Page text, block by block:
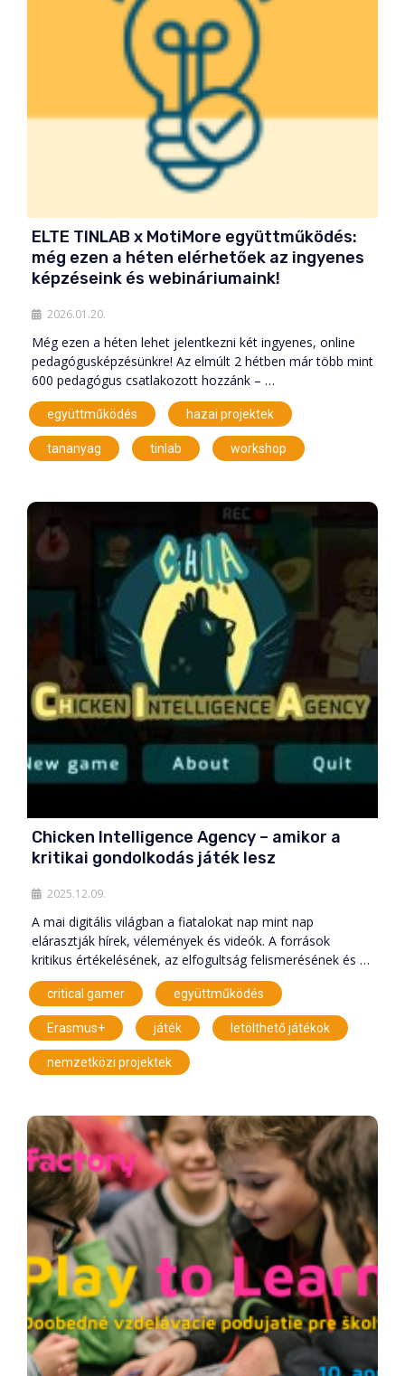
ELTE TINLAB x MotiMore együttműködés:
még ezen a héten elérhetőek az ingyenes
képzéseink és webináriumaink!
2026.01.20.
Még ezen a héten lehet jelentkezni két ingyenes, online
pedagógusképzésünkre! Az elmúlt 2 hétben már több mint
600 pedagógus csatlakozott hozzánk – …
együttműködés hazai projektek
tananyag tinlab workshop
Chicken Intelligence Agency – amikor a
kritikai gondolkodás játék lesz
2025.12.09.
A mai digitális világban a fiatalokat nap mint nap
elárasztják hírek, vélemények és videók. A források
kritikus értékelésének, az elfogultság felismerésének és …
critical gamer együttműködés
Erasmus+ játék letölthető játékok
nemzetközi projektek